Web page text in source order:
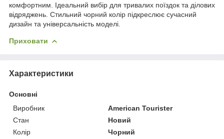
комфортним. Ідеальний вибір для тривалих поїздок та ділових
відряджень. Стильний чорний колір підкреслює сучасний
дизайн та універсальність моделі.
Приховати
Характеристики
Основні
Виробник
American Tourister
Стан
Новий
Колір
Чорний